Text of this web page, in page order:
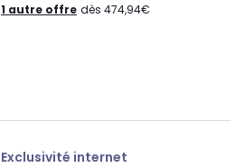
1 autre offre dès 474,94€
Exclusivité internet